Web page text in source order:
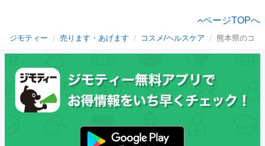
ページTOPへ
ジモティー 売ります・あげます コスメ/ヘルスケア 熊本県のコ